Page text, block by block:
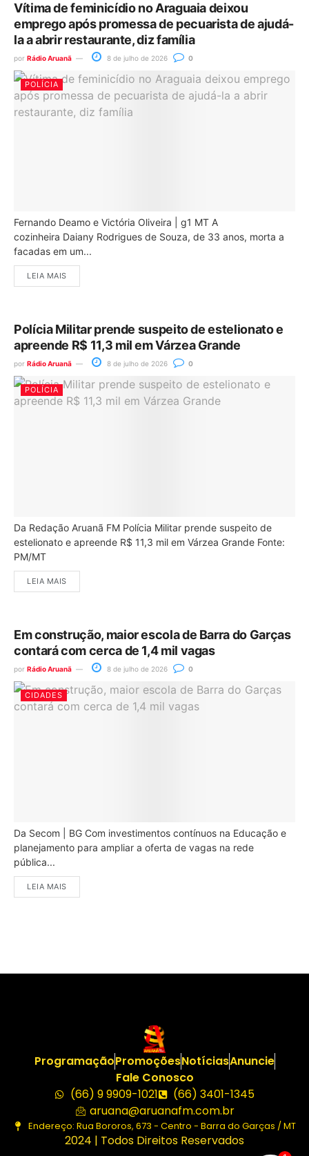
Vítima de feminicídio no Araguaia deixou
emprego após promessa de pecuarista de ajudá-
la a abrir restaurante, diz família
por Rádio Aruanã 8 de julho de 2026 0
POLÍCIA
Fernando Deamo e Victória Oliveira | g1 MT A
cozinheira Daiany Rodrigues de Souza, de 33 anos, morta a
facadas em um...
LEIA MAIS
Polícia Militar prende suspeito de estelionato e
apreende R$ 11,3 mil em Várzea Grande
por Rádio Aruanã 8 de julho de 2026 0
POLÍCIA
Da Redação Aruanã FM Polícia Militar prende suspeito de
estelionato e apreende R$ 11,3 mil em Várzea Grande Fonte:
PM/MT
LEIA MAIS
Em construção, maior escola de Barra do Garças
contará com cerca de 1,4 mil vagas
por Rádio Aruanã 8 de julho de 2026 0
CIDADES
Da Secom | BG Com investimentos contínuos na Educação e
planejamento para ampliar a oferta de vagas na rede
pública...
LEIA MAIS
ProgramaçãoPromoçõesNotíciasAnuncie
Fale Conosco
(66) 9 9909-1021
(66) 3401-1345
aruana@aruanafm.com.br
Endereço: Rua Bororos, 673 - Centro - Barra do Garças / MT
2024 | Todos Direitos Reservados